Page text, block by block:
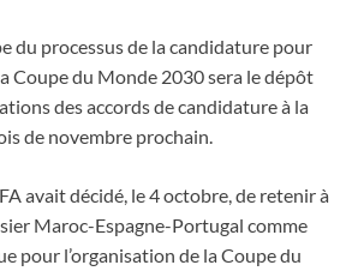
du processus de la candidature pour
Coupe du Monde 2030 sera le dépôt
des accords de candidature à la
de novembre prochain.
avait décidé, le 4 octobre, de retenir à
Maroc-Espagne-Portugal comme
pour l’organisation de la Coupe du